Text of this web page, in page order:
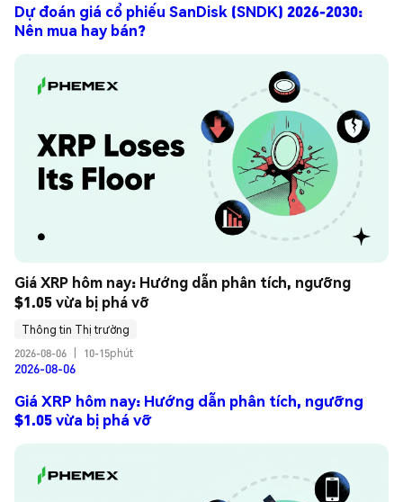
Dự đoán giá cổ phiếu SanDisk (SNDK) 2026-2030:
Nên mua hay bán?
Giá XRP hôm nay: Hướng dẫn phân tích, ngưỡng
$1.05 vừa bị phá vỡ
Thông tin Thị trường
2026-08-06
10-15phút
2026-08-06
Giá XRP hôm nay: Hướng dẫn phân tích, ngưỡng
$1.05 vừa bị phá vỡ